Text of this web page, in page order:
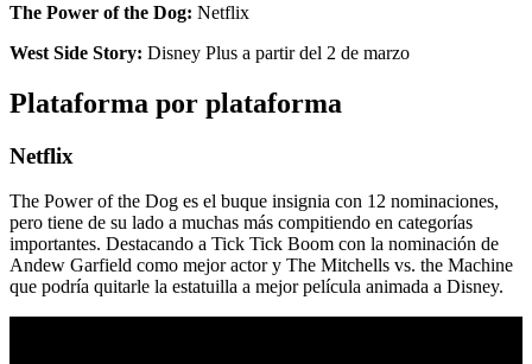
The Power of the Dog: Netflix
West Side Story: Disney Plus a partir del 2 de marzo
Plataforma por plataforma
Netflix
The Power of the Dog es el buque insignia con 12 nominaciones,
pero tiene de su lado a muchas más compitiendo en categorías
importantes. Destacando a Tick Tick Boom con la nominación de
Andew Garfield como mejor actor y The Mitchells vs. the Machine
que podría quitarle la estatuilla a mejor película animada a Disney.